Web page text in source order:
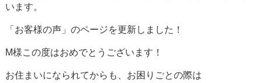
います。
「お客様の声」のページを更新しました！
M様この度はおめでとうございます！
お住まいになられてからも、お困りごとの際は